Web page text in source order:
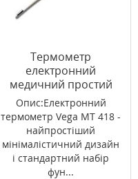
Термометр
електронний
медичний простий
Вега / Vega МТ 418
Опис:Електронний
термометр Vega MT 418 -
найпростіший
мінімалістичний дизайн
і стандартний набір
фун...